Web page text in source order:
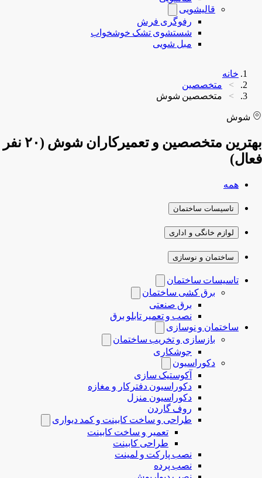
قالیشویی
رفوگری فرش
شستشوی تشک خوشخواب
مبل شویی
خانه
متخصصین
متخصصین شوش
شوش
بهترین متخصصین و تعمیرکاران شوش (۲۰ نفر
فعال)
همه
تاسیسات ساختمان
لوازم خانگی و اداری
ساختمان و نوسازی
تاسیسات ساختمان
برق کشی ساختمان
برق صنعتی
نصب و تعمیر تابلو برق
ساختمان و نوسازی
بازسازی و تخریب ساختمان
جوشکاری
دکوراسیون
آکوستیک سازی
دکوراسیون دفترکار و مغازه
دکوراسیون منزل
روف گاردن
طراحی و ساخت کابینت و کمد دیواری
تعمیر و ساخت کابینت
طراحی کابینت
نصب پارکت و لمینت
نصب پرده